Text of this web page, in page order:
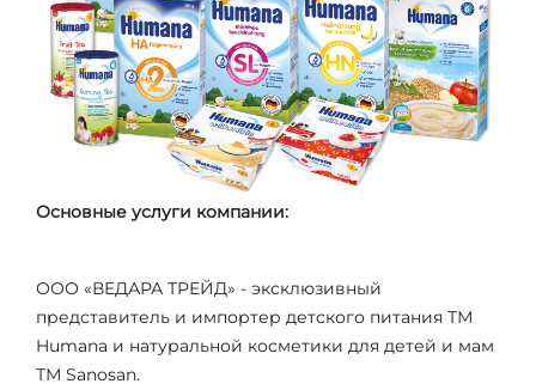
Основные услуги компании:
ООО «ВЕДАРА ТРЕЙД» - эксклюзивный
представитель и импортер детского питания ТМ
Humana и натуральной косметики для детей и мам
ТМ Sanosan.